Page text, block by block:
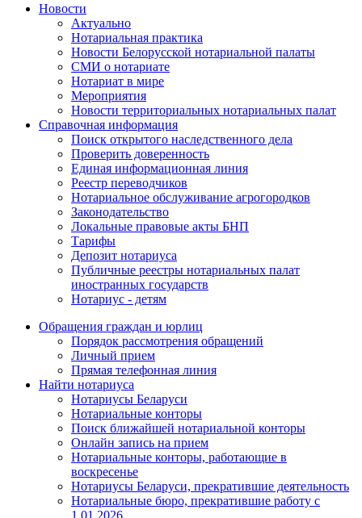
Новости
Актуально
Нотариальная практика
Новости Белорусской нотариальной палаты
СМИ о нотариате
Нотариат в мире
Мероприятия
Новости территориальных нотариальных палат
Справочная информация
Поиск открытого наследственного дела
Проверить доверенность
Единая информационная линия
Реестр переводчиков
Нотариальное обслуживание агрогородков
Законодательство
Локальные правовые акты БНП
Тарифы
Депозит нотариуса
Публичные реестры нотариальных палат
иностранных государств
Нотариус - детям
Обращения граждан и юрлиц
Порядок рассмотрения обращений
Личный прием
Прямая телефонная линия
Найти нотариуса
Нотариусы Беларуси
Нотариальные конторы
Поиск ближайшей нотариальной конторы
Онлайн запись на прием
Нотариальные конторы, работающие в
воскресенье
Нотариусы Беларуси, прекратившие деятельность
Нотариальные бюро, прекратившие работу с
1.01.2026